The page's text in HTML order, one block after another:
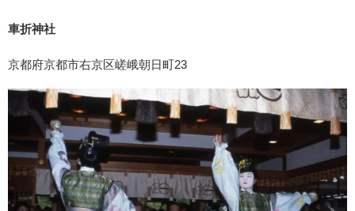
車折神社
京都府京都市右京区嵯峨朝日町23